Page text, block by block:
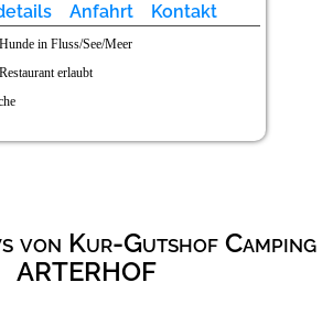
Anfahrt Kontakt
in Fluss/See/Meer
erlaubt
von Kur-Gutshof Camping
ARTERHOF